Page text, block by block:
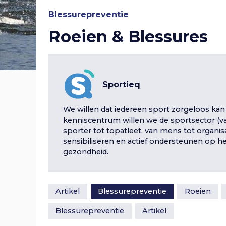
n
a
v
g
a
Blessurepreventie
Roeien & Blessures
Sportieq
We willen dat iedereen sport zorgeloos
kenniscentrum willen we de sportsector
sporter tot topatleet, van mens tot
sensibiliseren en actief ondersteunen op
gezondheid.
Artikel Blessurepreventie Roeien
Blessurepreventie Artikel
i
g
a
v
i
g
g
e
n